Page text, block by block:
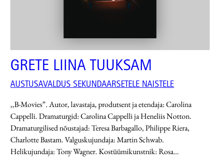
GRETE LIINA TUUKSAM
AUSTUSAVALDUS SEKUNDAARSETELE NAISTELE
,,B-Movies”. Autor, lavastaja, produtsent ja etendaja: Carolina
Cappelli. Dramaturgid: Carolina Cappelli ja Heneliis Notton.
Dramaturgilised nõustajad: Teresa Barbagallo, Philippe Riera,
Charlotte Bastam. Valguskujundaja: Martin Schwab.
Helikujundaja: Tony Wagner. Kostüümikunstnik: Rosa…